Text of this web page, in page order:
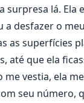
o que
dele todas as
sente mais de
por um amor
perdeu há
surpresa lá. Ela
a desfazer o
as superfícies
até que ela
me vestia, ela
seu número,